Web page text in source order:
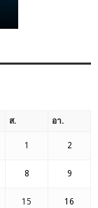
ส. อา.
1 2
8 9
15 16